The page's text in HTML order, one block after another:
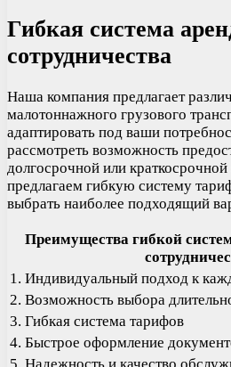
Гибкая система
сотрудничества
Наша компания предлагает
малотоннажного грузового
адаптировать под ваши
рассмотреть возможность
долгосрочной или краткосрочной
предлагаем гибкую систему
выбрать наиболее подходящий
Преимущества гибкой
1. Индивидуальный подход к
2. Возможность выбора
3. Гибкая система тарифов
4. Быстрое оформление